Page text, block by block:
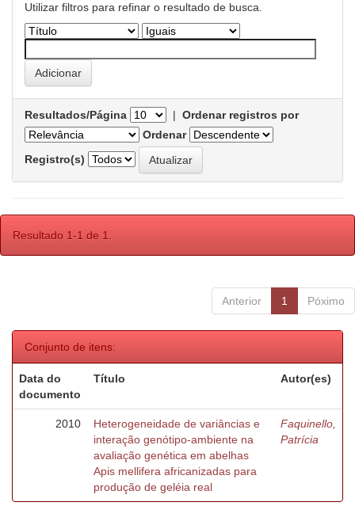
Utilizar filtros para refinar o resultado de busca.
Resultados/Página | Ordenar registros por
Ordenar
Registro(s)
Resultado 1-1 de 1.
Anterior 1 Póximo
Conjunto de itens:
Data do
documento
Título Autor(es)
2010
Heterogeneidade de variâncias e
interação genótipo-ambiente na
avaliação genética em abelhas
Apis mellifera africanizadas para
produção de geléia real
Faquinello,
Patrícia